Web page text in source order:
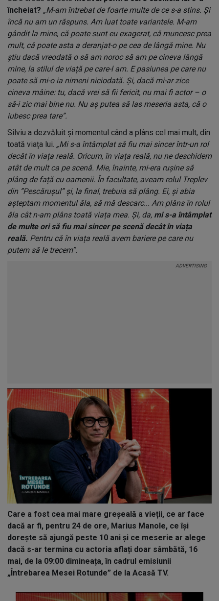
încheiat? „M-am întrebat de foarte multe de ce s-a stins. Și
încă nu am un răspuns. Am luat toate variantele. M-am
gândit la mine, că poate sunt eu exagerat, că muncesc prea
mult, că poate asta a deranjat-o pe cea de lângă mine. Nu
știu dacă vreodată o să am noroc să am pe cineva lângă
mine, la stilul de viață pe care-l am. E pasiunea pe care nu
poate să mi-o ia nimeni niciodată. Și, dacă mi-ar zice
cineva mâine: tu, dacă vrei să fii fericit, nu mai fi actor – o
să-i zic mai bine nu. Nu aș putea să las meseria asta, că o
iubesc prea tare”.
Silviu a dezvăluit și momentul când a plâns cel mai mult, din
toată viața lui. „Mi s-a întâmplat să fiu mai sincer într-un rol
decât în viața reală. Oricum, în viața reală, nu ne deschidem
atât de mult ca pe scenă. Mie, înainte, mi-era rușine să
plâng de față cu oamenii. În facultate, aveam rolul Treplev
din ”Pescărușul” și, la final, trebuia să plâng. Ei, și abia
așteptam momentul ăla, să mă descarc... Am plâns în rolul
ăla cât n-am plâns toată viața mea. Și, da, mi s-a întâmplat
de multe ori să fiu mai sincer pe scenă decât în viața
reală. Pentru că în viața reală avem bariere pe care nu
putem să le trecem”.
Care a fost cea mai mare greșeală a vieții, ce ar face
dacă ar fi, pentru 24 de ore, Marius Manole, ce își
dorește să ajungă peste 10 ani și ce meserie ar alege
dacă s-ar termina cu actoria aflați doar sâmbătă, 16
mai, de la 09:00 dimineața, în cadrul emisiunii
„Întrebarea Mesei Rotunde” de la Acasă TV.